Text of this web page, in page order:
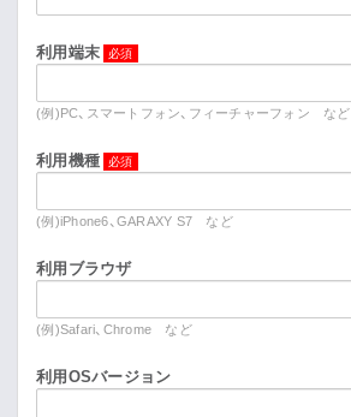
Vlogssun
あとがき
Live Streaming
利用端末
(例)PC、スマートフォン、フィーチャーフォン など
利用機種
(例)iPhone6、GARAXY S7 など
利用ブラウザ
(例)Safari、Chrome など
利用OSバージョン